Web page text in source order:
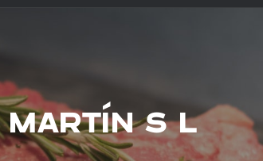
MARTÍN S L